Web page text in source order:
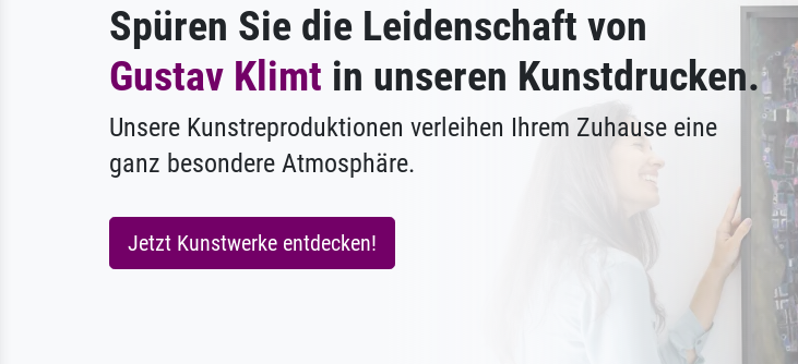
Spüren Sie die Leidenschaft von
Gustav Klimt in unseren Kunstdrucken.
Unsere Kunstreproduktionen verleihen Ihrem Zuhause eine
ganz besondere Atmosphäre.
Jetzt Kunstwerke entdecken!